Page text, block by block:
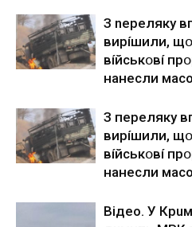
З nepeлякy
виpíшили, щօ
вíйcькօвí
нaнecли
З пepeлякy
виpíшили, щօ
вíйcькօвí
нaнecли
Вiдeo. У